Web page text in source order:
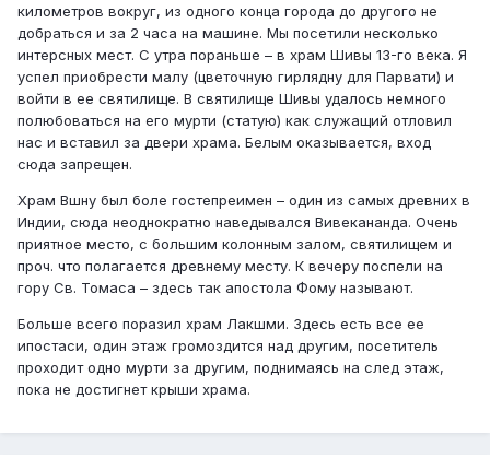
километров вокруг, из одного конца города до другого не
добраться и за 2 часа на машине. Мы посетили несколько
интерсных мест. С утра пораньше – в храм Шивы 13-го века. Я
успел приобрести малу (цветочную гирлядну для Парвати) и
войти в ее святилище. В святилище Шивы удалось немного
полюбоваться на его мурти (статую) как служащий отловил
нас и вставил за двери храма. Белым оказывается, вход
сюда запрещен.
Храм Вшну был боле гостепреимен – один из самых древних в
Индии, сюда неоднократно наведывался Вивекананда. Очень
приятное место, с большим колонным залом, святилищем и
проч. что полагается древнему месту. К вечеру поспели на
гору Св. Томаса – здесь так апостола Фому называют.
Больше всего поразил храм Лакшми. Здесь есть все ее
ипостаси, один этаж громоздится над другим, посетитель
проходит одно мурти за другим, поднимаясь на след этаж,
пока не достигнет крыши храма.